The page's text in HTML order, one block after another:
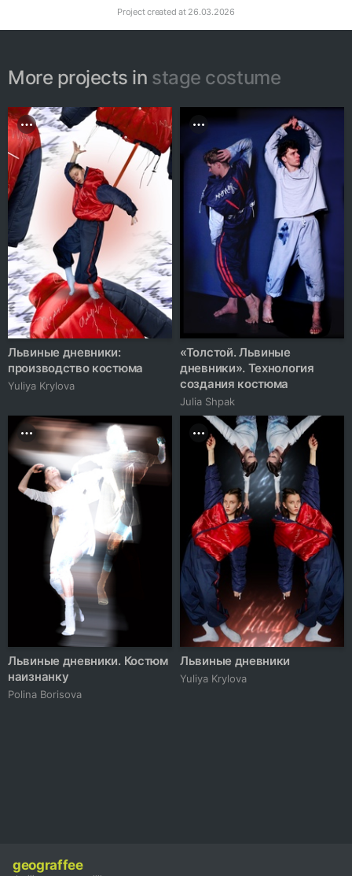
Project created at 26.03.2026
More projects in stage costume
Львиные дневники:
производство костюма
Yuliya Krylova
«Толстой. Львиные
дневники». Технология
создания костюма
Julia Shpak
Львиные дневники. Костюм
наизнанку
Polina Borisova
Львиные дневники
Yuliya Krylova
geograffee